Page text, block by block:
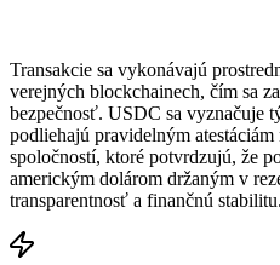
Transakcie sa vykonávajú
verejných blockchainech, čím sa
bezpečnosť. USDC sa vyznačuje
podliehajú pravidelným
spoločností, ktoré potvrdzujú, že
americkým dolárom držaným v
transparentnosť a finančnú stabilitu.